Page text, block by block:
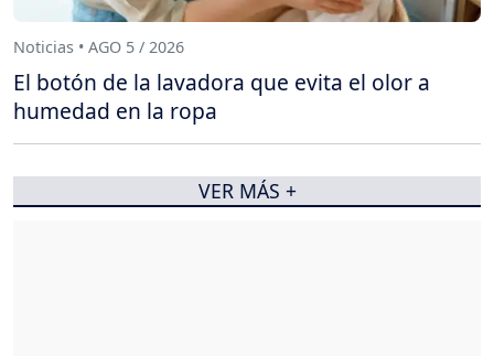
Noticias • AGO 5 / 2026
El botón de la lavadora que evita el olor a
humedad en la ropa
VER MÁS +